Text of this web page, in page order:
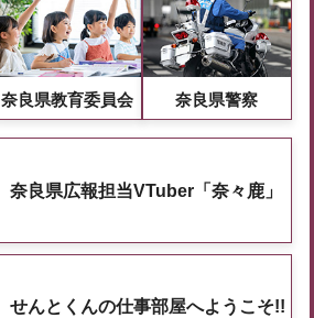
奈良県教育委員会 奈良県警察
奈良県広報担当VTuber「奈々鹿」
せんとくんの仕事部屋へようこそ!!